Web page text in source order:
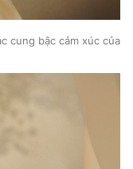
cung bậc cảm xúc của